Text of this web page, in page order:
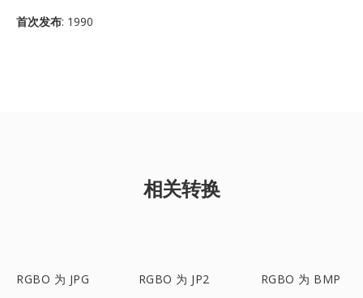
首次发布: 1990
相关转换
RGBO 为 JPG RGBO 为 JP2 RGBO 为 BMP